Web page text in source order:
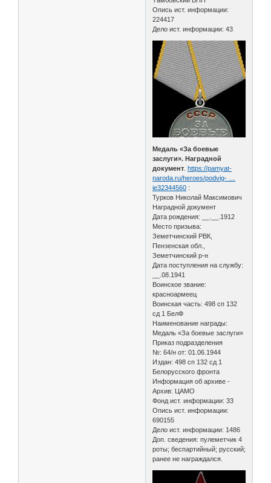
Опись ист. информации:
224417
Дело ист. информации: 43
Медаль «За боевые
заслуги». Наградной
документ .https://pamyat-
naroda.ru/heroes/podvig- …
ie32344560 :
Турков Николай Максимович
Наградной документ
Дата рождения: __.__.1912
Место призыва:
Земетчинский РВК,
Пензенская обл.,
Земетчинский р-н
Дата поступления на службу:
__.08.1941
Воинское звание:
красноармеец
Воинская часть: 498 сп 132
сд 1 БелФ
Наименование награды:
Медаль «За боевые заслуги»
Приказ подразделения
№: 64/н от: 01.06.1944
Издан: 498 сп 132 сд 1
Белорусского фронта
Информация об архиве -
Архив: ЦАМО
Фонд ист. информации: 33
Опись ист. информации:
690155
Дело ист. информации: 1486
Доп. сведения: пулеметчик 4
роты; беспартийный; русский;
ранее не награждался.